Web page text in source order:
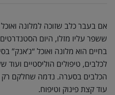
אם בעבר כלב שזוכה למלונה
ששפר עליו מזלו, היום
בחיים הוא מלונה ואוכל “ג’אנק”
לכלבים, טיפולים הוליסטיים
הכלבים בסערה. נדמה שחלקם רק
עוד קצת פינוק וטיפוח.